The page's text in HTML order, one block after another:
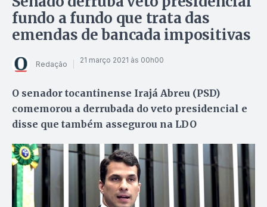
fundo a fundo que trata das
emendas de bancada impositivas
Redação 21 março 2021 às 00h00
O senador tocantinense Irajá Abreu (PSD)
comemorou a derrubada do veto presidencial e
disse que também assegurou na LDO